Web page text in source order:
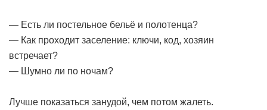
— Есть ли постельное бельё и полотенца?
— Как проходит заселение: ключи, код, хозяин
встречает?
— Шумно ли по ночам?
Лучше показаться занудой, чем потом жалеть.